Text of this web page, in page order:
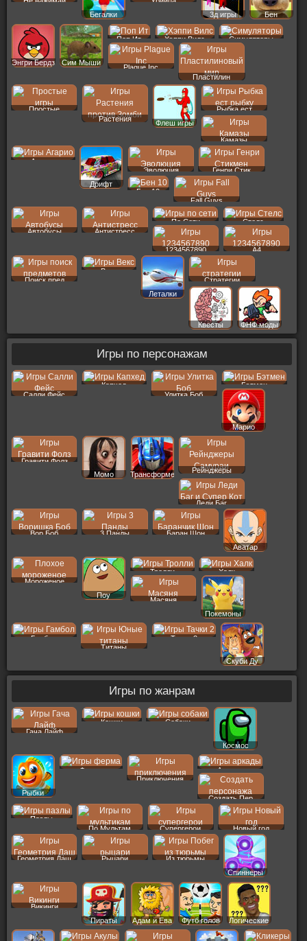
Бегалки
3д игры
Бен
Энгри Бердз Сим Мыши
Поп Ит Хэппи Вилс Симуляторы
Plague Inc
Пластилин
Простые
Растения
Флеш игры
Рыбка ест
Камазы
Агарио
Дрифт
Эволюция Генри Стик
Бен 10
Fall Guys
Автобусы Антистресс
По Сети Стелс
1234567890 A4
Поиск пред
Векс
Леталки
Стратегии
Квесты ФНФ моды
Игры по персонажам
Салли Фейс
Капхед
Улитка Боб
Бэтмен
Марио
Гравити Фолз
Момо
Трансформеры
Рейнджеры
Леди Баг
Вор Боб 3 Панды
Баран Шон
Аватар
Мороженое
Поу
Тролли Халк
Масяня
Покемоны
Гамбол
Титаны
Тачки 2
Скуби Ду
Игры по жанрам
Гача Лайф
Кошки Собаки
Космос
Рыбки
Ферма
Приключения
Аркады
Создать Пер
Пазлы
По Мультам
Супергерои Новый год
Геометрия Даш Рыцари
Из тюрьмы
Спиннеры
Викинги
Пираты
Адам и Ева Футб голов Логические